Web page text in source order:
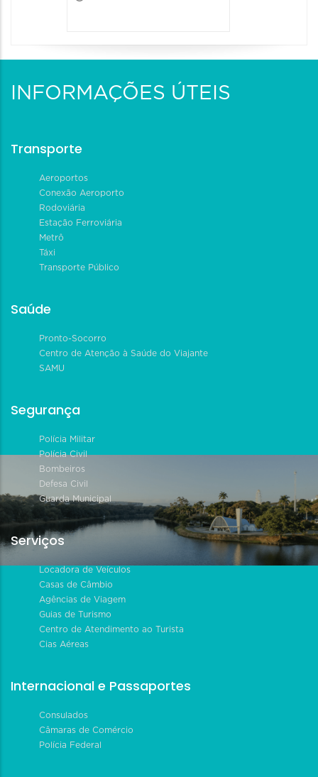
INFORMAÇÕES ÚTEIS
Transporte
Aeroportos
Conexão Aeroporto
Rodoviária
Estação Ferroviária
Metrô
Táxi
Transporte Público
Saúde
Pronto-Socorro
Centro de Atenção à Saúde do Viajante
SAMU
Segurança
Polícia Militar
Polícia Civil
Bombeiros
Defesa Civil
Guarda Municipal
Serviços
Locadora de Veículos
Casas de Câmbio
Agências de Viagem
Guias de Turismo
Centro de Atendimento ao Turista
Cias Aéreas
Internacional e Passaportes
Consulados
Câmaras de Comércio
Polícia Federal